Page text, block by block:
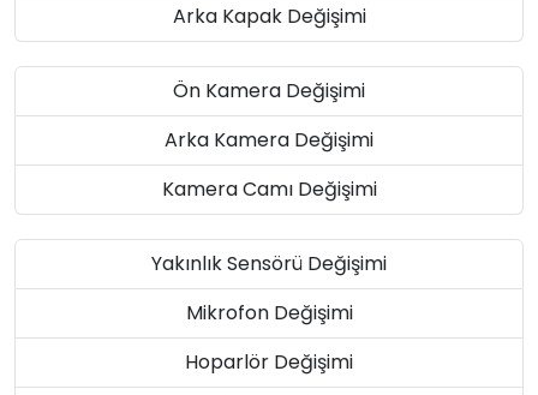
Arka Kapak Değişimi
Ön Kamera Değişimi
Arka Kamera Değişimi
Kamera Camı Değişimi
Yakınlık Sensörü Değişimi
Mikrofon Değişimi
Hoparlör Değişimi